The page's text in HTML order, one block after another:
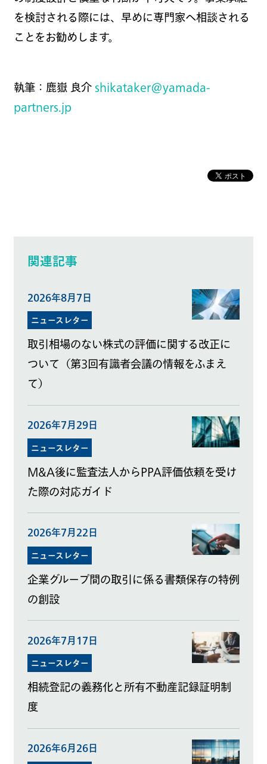
を検討される際には、早めに専門家へ相談される
ことをお勧めします。
執筆：鹿嶽 良介 shikataker@yamada-
partners.jp
関連記事
2026年8月7日
ニュースレター
取引相場のない株式の評価に関する改正に
ついて（第3回有識者会議の情報をふまえ
て）
2026年7月29日
ニュースレター
M&A後に監査法人からPPA評価依頼を受け
た際の対応ガイド
2026年7月22日
ニュースレター
企業グループ間の取引に係る書類保存の特例
の創設
2026年7月17日
ニュースレター
相続登記の義務化と所有不動産記録証明制
度
2026年6月26日